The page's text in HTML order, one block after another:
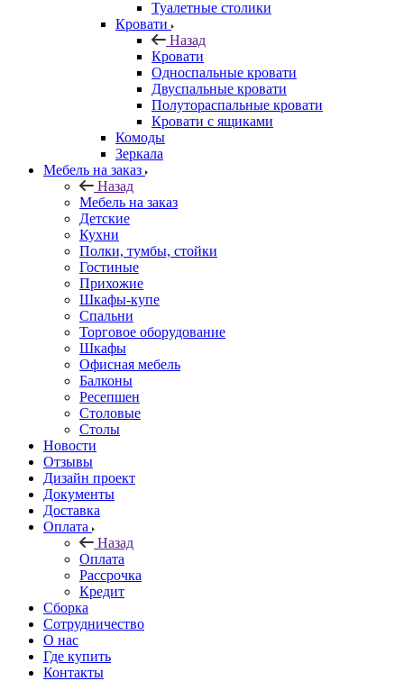
Туалетные столики
Кровати
Назад
Кровати
Односпальные кровати
Двуспальные кровати
Полутораспальные кровати
Кровати с ящиками
Комоды
Зеркала
Мебель на заказ
Назад
Мебель на заказ
Детские
Кухни
Полки, тумбы, стойки
Гостиные
Прихожие
Шкафы-купе
Спальни
Торговое оборудование
Шкафы
Офисная мебель
Балконы
Ресепшен
Столовые
Столы
Новости
Отзывы
Дизайн проект
Документы
Доставка
Оплата
Назад
Оплата
Рассрочка
Кредит
Сборка
Сотрудничество
О нас
Где купить
Контакты